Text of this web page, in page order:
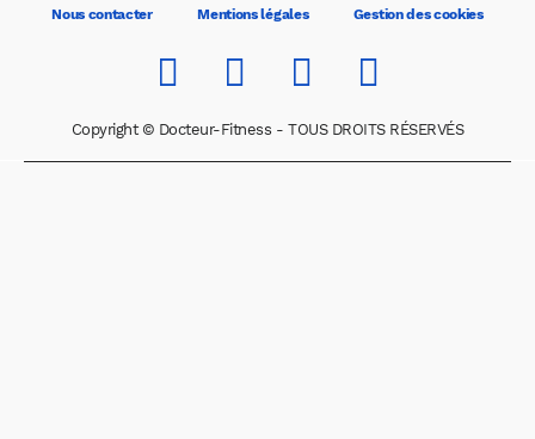
Nous contacter Mentions légales Gestion des cookies
Copyright © Docteur-Fitness - TOUS DROITS RÉSERVÉS